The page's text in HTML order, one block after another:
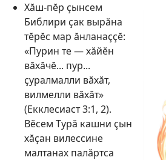
Хӑш-пӗр ҫынсем
Библири ҫак вырӑна
тӗрӗс мар ӑнланаҫҫӗ:
«Пурин те — хӑйӗн
вӑхӑчӗ... пур...
ҫуралмалли вӑхӑт,
вилмелли вӑхӑт»
(Екклесиаст 3:1, 2).
Вӗсем Турӑ кашни ҫын
хӑҫан вилессине
малтанах палӑртса